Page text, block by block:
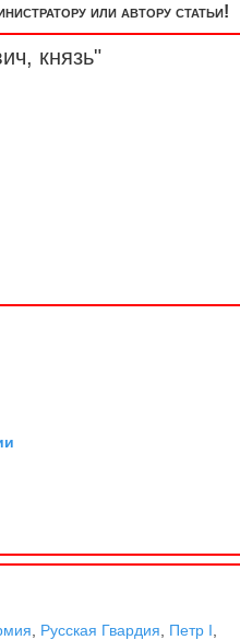
или автору статьи!
князь"
Русская Гвардия Петр I